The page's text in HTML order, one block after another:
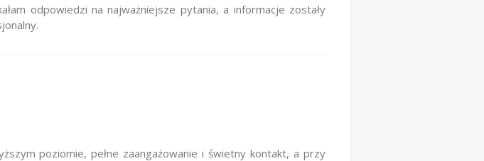
odpowiedzi na najważniejsze pytania, a informacje zostały
poziomie, pełne zaangażowanie i świetny kontakt, a przy